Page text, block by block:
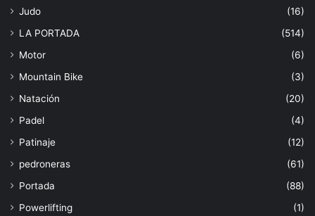
Judo
(16)
LA PORTADA
(514)
Motor
(6)
Mountain Bike
(3)
Natación
(20)
Padel
(4)
Patinaje
(12)
pedroneras
(61)
Portada
(88)
Powerlifting
(1)